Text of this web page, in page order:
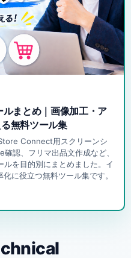
まとめ｜画像加工・ア
無料ツール集
Connect用スクリーンシ
認、フリマ出品文作成など、
を目的別にまとめました。イ
に役立つ無料ツール集です。